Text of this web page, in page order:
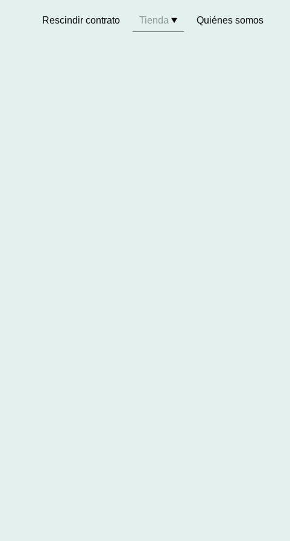
Rescindir contrato Tienda Quiénes somos